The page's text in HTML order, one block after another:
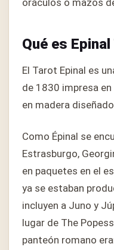
Qué es
El Tarot Epinal es
de 1830 impresa
en madera
Como Épinal se
Estrasburgo,
en paquetes en el
ya se estaban
incluyen a Juno y
lugar de The
panteón romano